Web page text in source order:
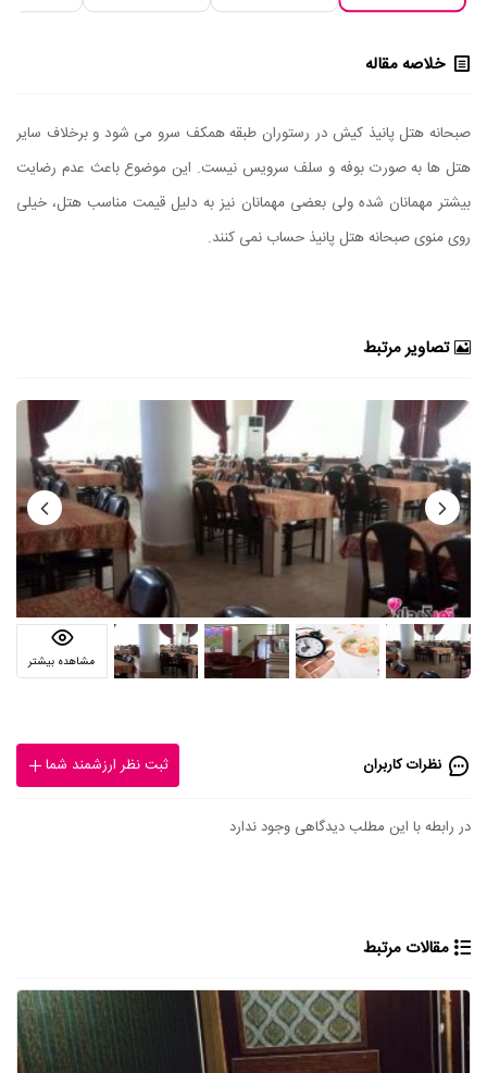
خلاصه مقاله
صبحانه هتل پانیذ کیش در رستوران طبقه همکف سرو می شود و برخلاف سایر
هتل ها به صورت بوفه و سلف سرویس نیست. این موضوع باعث عدم رضایت
بیشتر مهمانان شده ولی بعضی مهمانان نیز به دلیل قیمت مناسب هتل، خیلی
روی منوی صبحانه هتل پانیذ حساب نمی کنند.
تصاویر مرتبط
مشاهده بیشتر
نظرات کاربران ثبت نظر ارزشمند شما
در رابطه با این مطلب دیدگاهی وجود ندارد
مقالات مرتبط